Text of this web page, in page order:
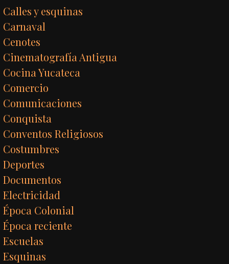
Calles y esquinas
Carnaval
Cenotes
Cinematografía Antigua
Cocina Yucateca
Comercio
Comunicaciones
Conquista
Conventos Religiosos
Costumbres
Deportes
Documentos
Electricidad
Época Colonial
Época reciente
Escuelas
Esquinas